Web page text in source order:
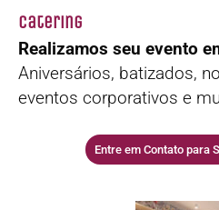
Catering
Realizamos seu evento
Aniversários, batizados,
eventos corporativos e
Entre em Contato para